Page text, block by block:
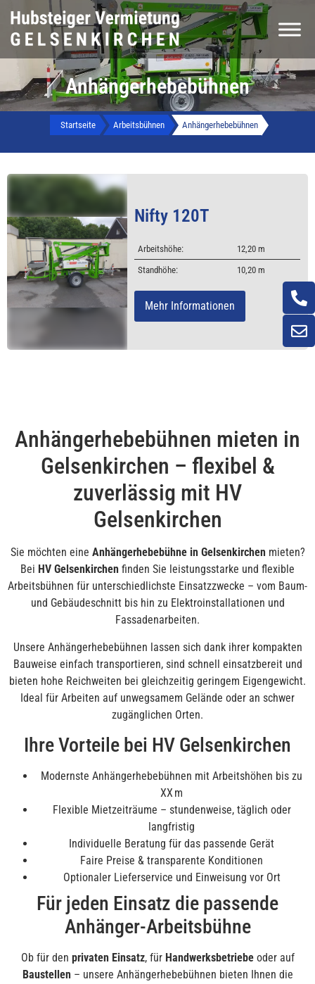
Anhängerhebebühnen
Startseite Arbeitsbühnen Anhängerhebebühnen
Nifty 120T
Arbeitshöhe:
12,20 m
Standhöhe:
10,20 m
Mehr Informationen
Anhängerhebebühnen mieten in
Gelsenkirchen – flexibel &
zuverlässig mit HV
Gelsenkirchen
Sie möchten eine Anhängerhebebühne in Gelsenkirchen mieten?
Bei HV Gelsenkirchen finden Sie leistungsstarke und flexible
Arbeitsbühnen für unterschiedlichste Einsatzzwecke – vom Baum-
und Gebäudeschnitt bis hin zu Elektroinstallationen und
Fassadenarbeiten.
Unsere Anhängerhebebühnen lassen sich dank ihrer kompakten
Bauweise einfach transportieren, sind schnell einsatzbereit und
bieten hohe Reichweiten bei gleichzeitig geringem Eigengewicht.
Ideal für Arbeiten auf unwegsamem Gelände oder an schwer
zugänglichen Orten.
Ihre Vorteile bei HV Gelsenkirchen
Modernste Anhängerhebebühnen mit Arbeitshöhen bis zu
XX m
Flexible Mietzeiträume – stundenweise, täglich oder
langfristig
Individuelle Beratung für das passende Gerät
Faire Preise & transparente Konditionen
Optionaler Lieferservice und Einweisung vor Ort
Für jeden Einsatz die passende
Anhänger-Arbeitsbühne
Ob für den privaten Einsatz, für Handwerksbetriebeoder auf
Baustellen – unsere Anhängerhebebühnen bieten Ihnen die